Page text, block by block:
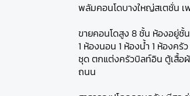
พลัมคอนโดบางใหญ่สเตชั่น
ขายคอนโดสูง 8 ชั้น ห้องอยู่ชั้
1 ห้องนอน 1 ห้องน้ำ 1 ห้องค
ชุด ตกแต่งครัวบิลท์อิน ตู้เสื้อ
ถนน